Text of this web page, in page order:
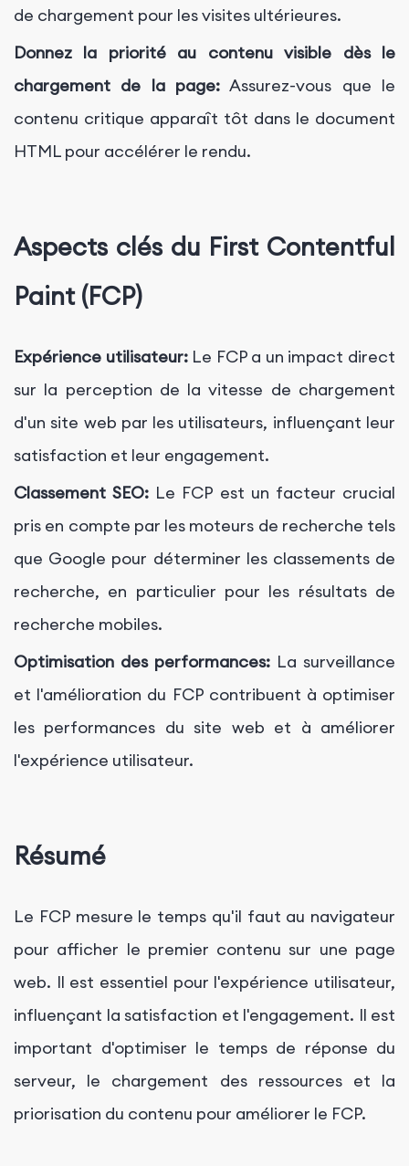
de chargement pour les visites ultérieures.
Donnez la priorité au contenu visible dès le
chargement de la page: Assurez-vous que le
contenu critique apparaît tôt dans le document
HTML pour accélérer le rendu.
Aspects clés du First Contentful
Paint (FCP)
Expérience utilisateur:Le FCP a un impact direct
sur la perception de la vitesse de chargement
d'un site web par les utilisateurs, influençant leur
satisfaction et leur engagement.
Classement SEO: Le FCP est un facteur crucial
pris en compte par les moteurs de recherche tels
que Google pour déterminer les classements de
recherche, en particulier pour les résultats de
recherche mobiles.
Optimisation des performances: La surveillance
et l'amélioration du FCP contribuent à optimiser
les performances du site web et à améliorer
l'expérience utilisateur.
Résumé
Le FCP mesure le temps qu'il faut au navigateur
pour afficher le premier contenu sur une page
web. Il est essentiel pour l'expérience utilisateur,
influençant la satisfaction et l'engagement. Il est
important d'optimiser le temps de réponse du
serveur, le chargement des ressources et la
priorisation du contenu pour améliorer le FCP.